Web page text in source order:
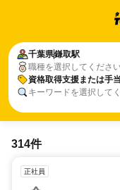
千葉県鎌取駅
職種を選択してくださ
資格取得支援または手
キーワードを選択して
314件
正社員